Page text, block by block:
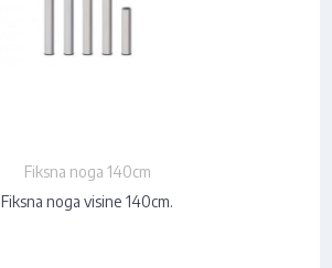
Fiksna noga 140cm
Fiksna noga visine 140cm.